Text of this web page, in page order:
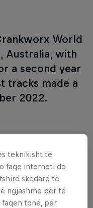
World
Australia, with
a second year
tracks made a
2022.
teknikisht të
faqe interneti do
skedarë të
ngjashme për të
tonë, për